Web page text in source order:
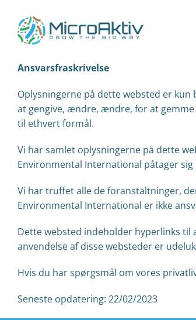
content
Ansvarsfraskrivelse
Oplysningerne på dette websted er
at gengive, ændre, ændre, for at
til ethvert formål.
Vi har samlet oplysningerne på dette
Environmental International påtager
Vi har truffet alle de foranstaltninger,
Environmental International er ikke
Dette websted indeholder hyperlinks
anvendelse af disse websteder er
Hvis du har spørgsmål om vores
Seneste opdatering: 22/02/2023